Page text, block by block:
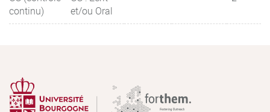
continu)
et/ou Oral